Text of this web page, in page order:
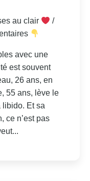
au clair
/
avec une
est souvent
26 ans, en
55 ans, lève le
libido. Et sa
ce n’est pas